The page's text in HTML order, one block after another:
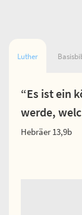
Luther
“Es ist ein
werde,
Hebräer 13,9b